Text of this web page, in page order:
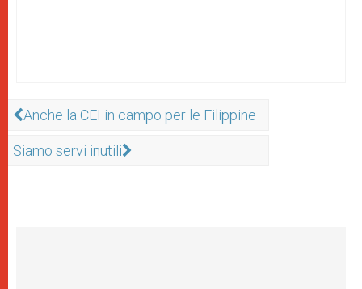
Anche la CEI in campo per le Filippine
Siamo servi inutili